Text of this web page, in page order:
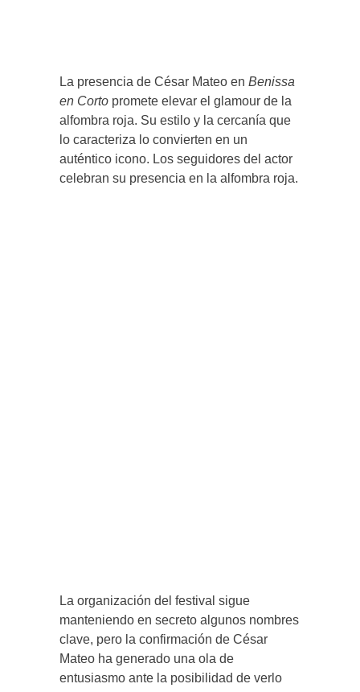
La presencia de César Mateo en Benissa
en Corto promete elevar el glamour de la
alfombra roja. Su estilo y la cercanía que
lo caracteriza lo convierten en un
auténtico icono. Los seguidores del actor
celebran su presencia en la alfombra roja.
La organización del festival sigue
manteniendo en secreto algunos nombres
clave, pero la confirmación de César
Mateo ha generado una ola de
entusiasmo ante la posibilidad de verlo